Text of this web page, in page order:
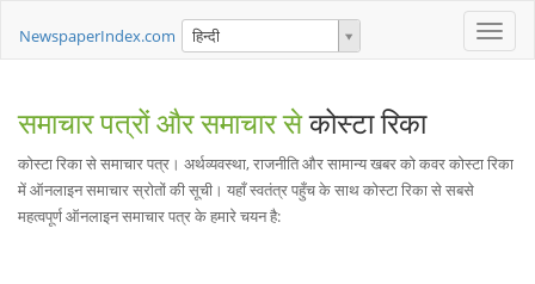
Toggle
NewspaperIndex.com हिन्दी
समाचार पत्रों और समाचार सेकोस्टा रिका
कोस्टा रिका से समाचार पत्र। अर्थव्यवस्था, राजनीति और सामान्य खबर को कवर कोस्टा रिका
में ऑनलाइन समाचार स्रोतों की सूची। यहाँ स्वतंत्र पहुँच के साथ कोस्टा रिका से सबसे
महत्वपूर्ण ऑनलाइन समाचार पत्र के हमारे चयन है: